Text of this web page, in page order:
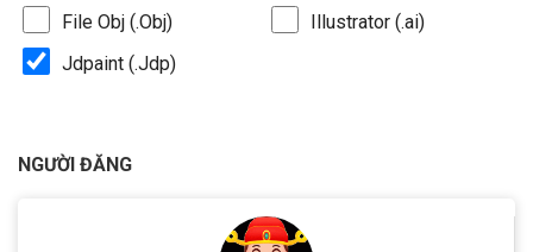
File Obj (.Obj)
Illustrator (.ai)
Jdpaint (.Jdp)
NGƯỜI ĐĂNG